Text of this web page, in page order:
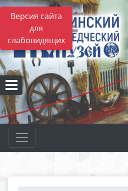
Версия сайта
для
слабовидящих